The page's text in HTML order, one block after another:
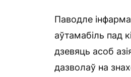
Паводле
аўтамабіль пад
дзевяць асоб
дазволаў на